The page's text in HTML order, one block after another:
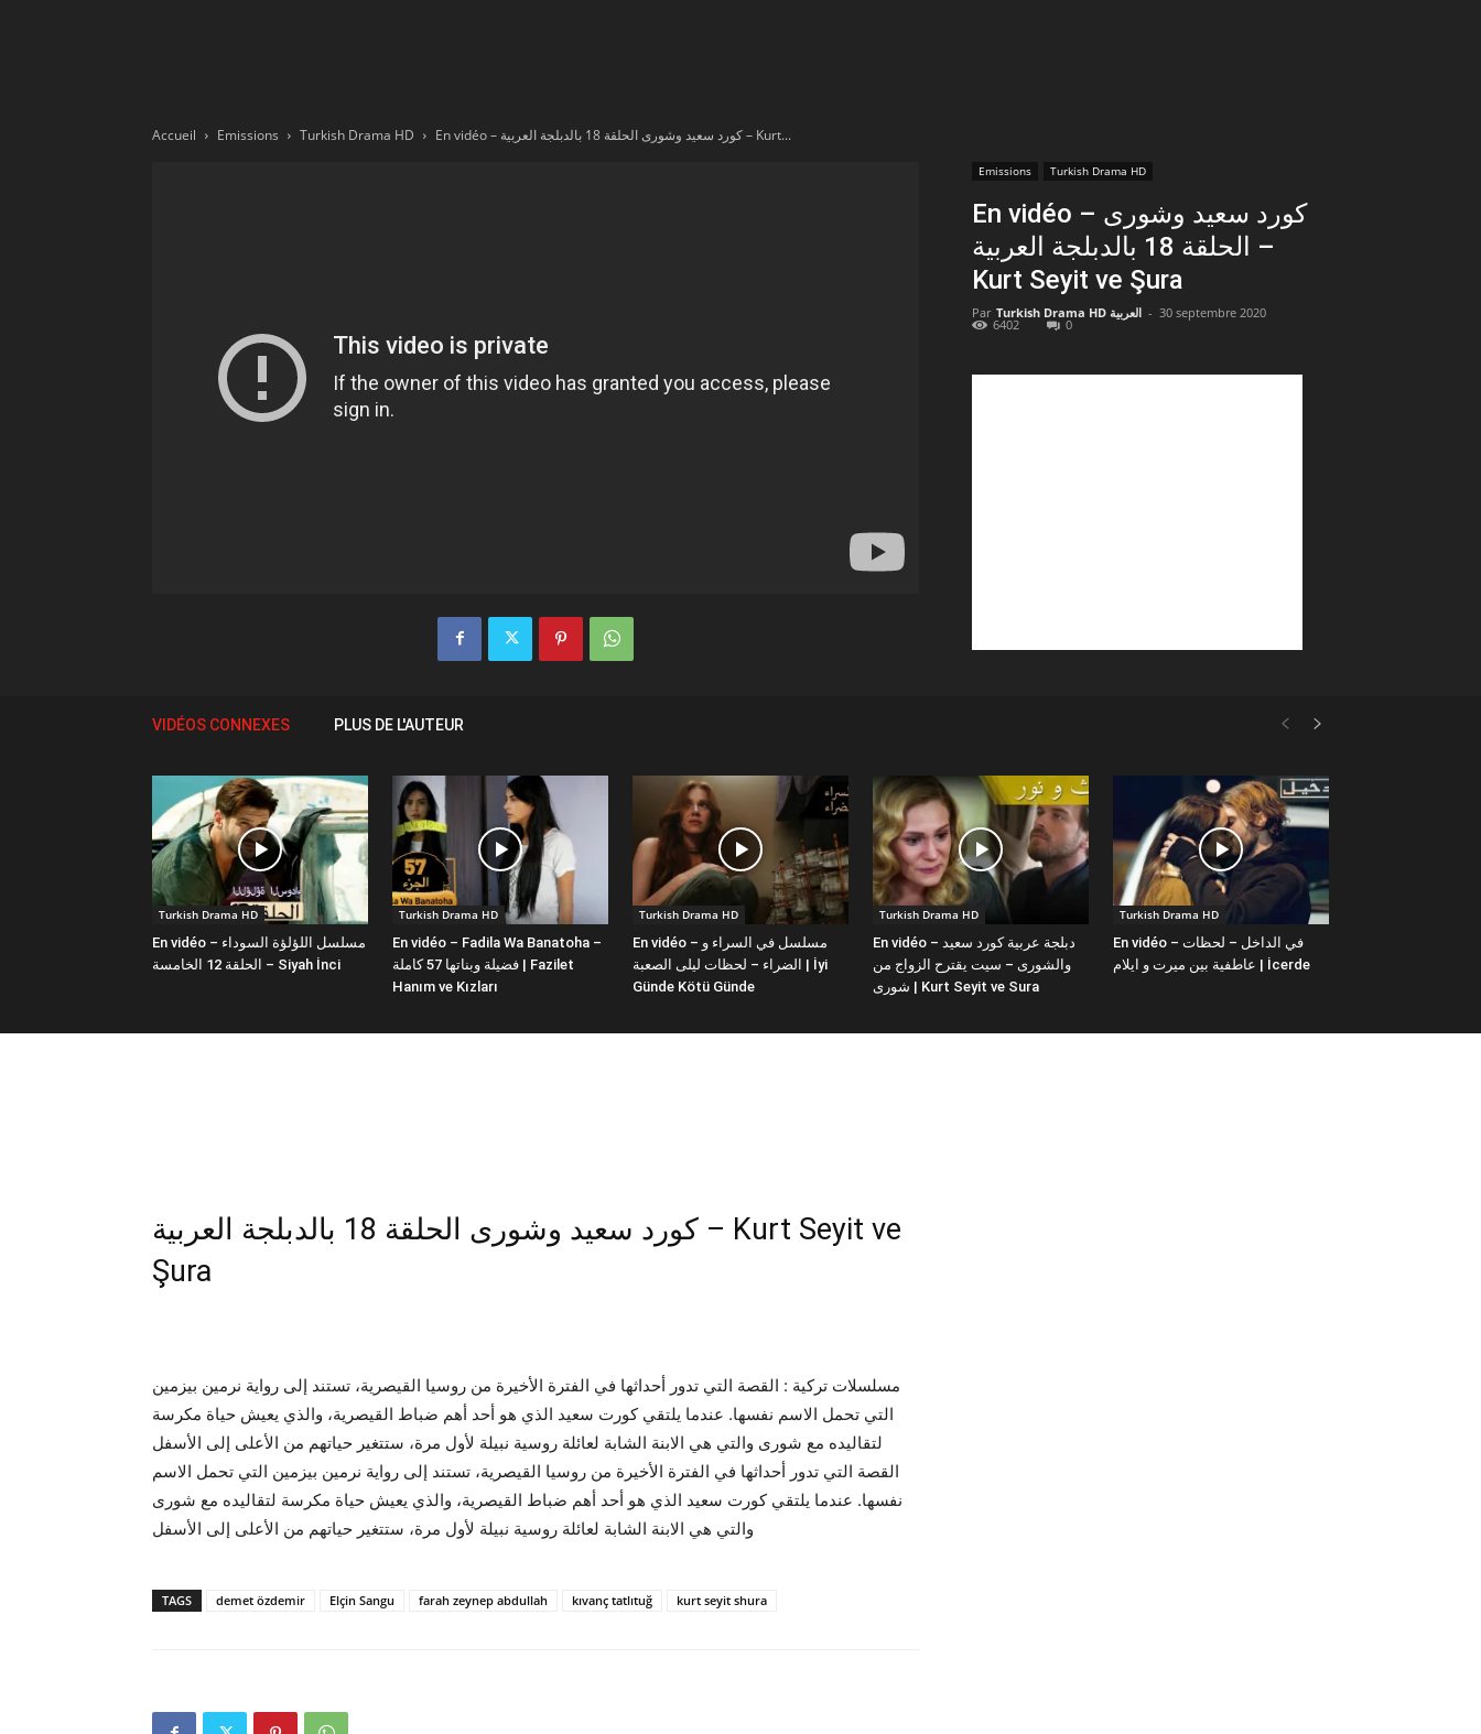
Accueil Emissions Turkish Drama HD En vidéo – كورد سعيد وشورى الحلقة 18 بالدبلجة العربية – Kurt...
Emissions Turkish Drama HD
En vidéo – كورد سعيد وشورى
الحلقة 18 بالدبلجة العربية –
Kurt Seyit ve Şura
Par Turkish Drama HD العربية - 30 septembre 2020
6402 0
VIDÉOS CONNEXES PLUS DE L'AUTEUR
Turkish Drama HD
En vidéo – مسلسل اللؤلؤة السوداء
الحلقة 12 الخامسة – Siyah İnci
Turkish Drama HD
En vidéo – Fadila Wa Banatoha –
فضيلة وبناتها 57 كاملة | Fazilet
Hanım ve Kızları
Turkish Drama HD
En vidéo – مسلسل في السراء و
الضراء – لحظات ليلى الصعبة | İyi
Günde Kötü Günde
Turkish Drama HD
En vidéo – دبلجة عربية كورد سعيد
والشورى – سيت يقترح الزواج من
شورى | Kurt Seyit ve Sura
Turkish Drama HD
En vidéo – في الداخل – لحظات
عاطفية بين ميرت و ايلام | İcerde
كورد سعيد وشورى الحلقة 18 بالدبلجة العربية – Kurt Seyit ve
Şura
مسلسلات تركية : القصة التي تدور أحداثها في الفترة الأخيرة من روسيا القيصرية، تستند إلى رواية نرمين بيزمين
التي تحمل الاسم نفسها. عندما يلتقي كورت سعيد الذي هو أحد أهم ضباط القيصرية، والذي يعيش حياة مكرسة
لتقاليده مع شورى والتي هي الابنة الشابة لعائلة روسية نبيلة لأول مرة، ستتغير حياتهم من الأعلى إلى الأسفل
القصة التي تدور أحداثها في الفترة الأخيرة من روسيا القيصرية، تستند إلى رواية نرمين بيزمين التي تحمل الاسم
نفسها. عندما يلتقي كورت سعيد الذي هو أحد أهم ضباط القيصرية، والذي يعيش حياة مكرسة لتقاليده مع شورى
والتي هي الابنة الشابة لعائلة روسية نبيلة لأول مرة، ستتغير حياتهم من الأعلى إلى الأسفل
TAGS demet özdemir Elçin Sangu farah zeynep abdullah kıvanç tatlıtuğ kurt seyit shura